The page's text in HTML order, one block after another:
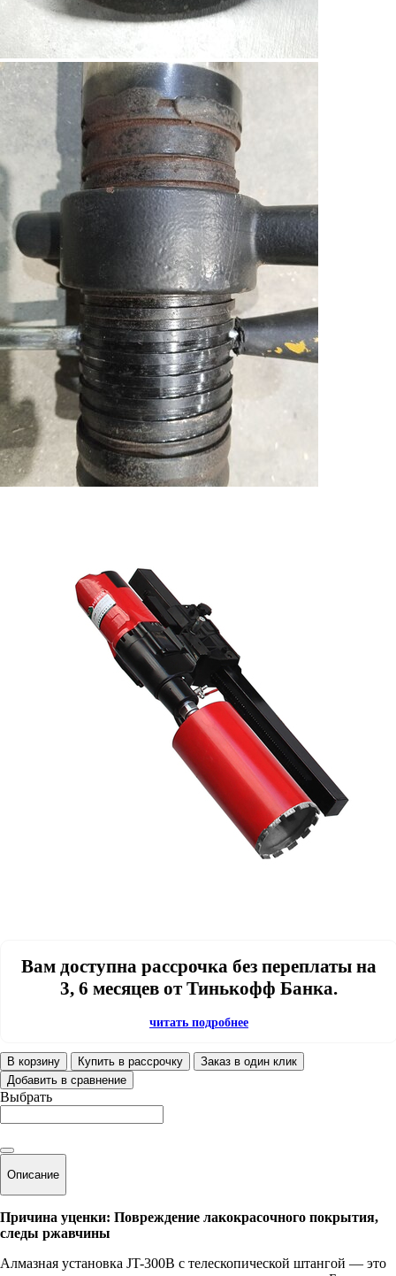
Вам доступна рассрочка без переплаты на
3, 6 месяцев от Тинькофф Банка.
читать подробнее
В корзину Купить в рассрочку
Заказ в один клик
Добавить в сравнение
Выбрать
Описание
Причина уценки: Повреждение лакокрасочного покрытия,
следы ржавчины
Алмазная установка JT-300B с телескопической штангой — это